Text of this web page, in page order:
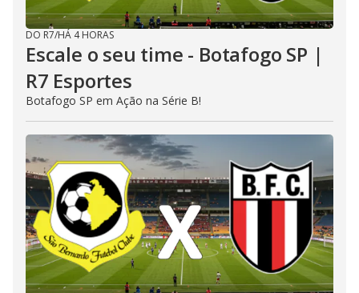
DO R7/HÁ 4 HORAS
Escale o seu time - Botafogo SP |
R7 Esportes
Botafogo SP em Ação na Série B!